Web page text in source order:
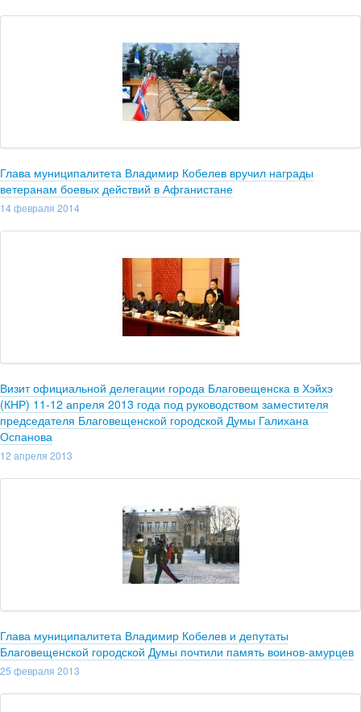
Глава муниципалитета Владимир Кобелев вручил награды
ветеранам боевых действий в Афганистане
14 февраля 2014
Визит официальной делегации города Благовещенска в Хэйхэ
(КНР) 11-12 апреля 2013 года под руководством заместителя
председателя Благовещенской городской Думы Галихана
Оспанова
12 апреля 2013
Глава муниципалитета Владимир Кобелев и депутаты
Благовещенской городской Думы почтили память воинов-амурцев
25 февраля 2013